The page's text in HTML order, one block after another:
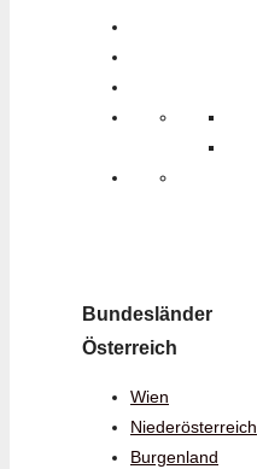
Bundesländer
Österreich
Wien
Niederösterreich
Burgenland